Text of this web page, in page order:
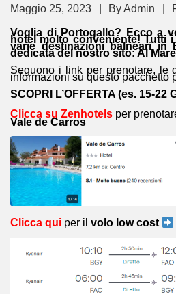
Maggio 25, 2023 ByAdmin
Voglia di Portogallo? Ecco a
hotel molto conveniente! Tutti
varie destinazioni balneari in
dedicata del nostro sito:Al
Seguono i link per prenotare, le
informazioni su questo pacchetto
SCOPRI L’OFFERTA (es. 15-22
Clicca su Zenhotels per
Vale de Carros
Clicca qui per il volo low cost